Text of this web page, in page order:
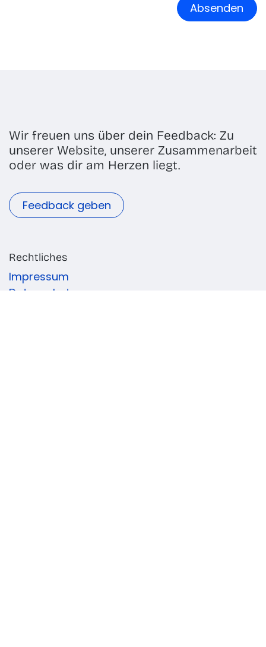
Absenden
Wir freuen uns über dein Feedback: Zu
unserer Website, unserer Zusammenarbeit
oder was dir am Herzen liegt.
Feedback geben
Rechtliches
Impressum
Datenschutz